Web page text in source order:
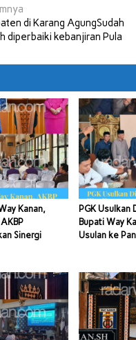
di Karang AgungSudah
diperbaiki kebanjiran Pula
Kanan,
Sinergi
PGK Usulkan
Bupati Way
Usulan ke